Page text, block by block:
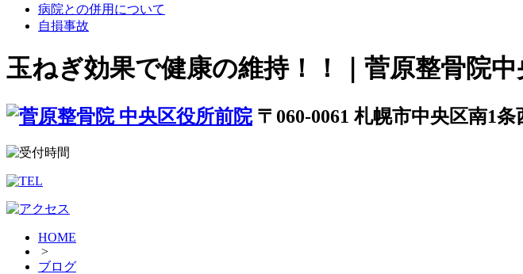
病院との併用について
自損事故
玉ねぎ効果で健康の維持！！｜菅原整骨院
〒060-0061 札幌市中央区南1
HOME
>
ブログ